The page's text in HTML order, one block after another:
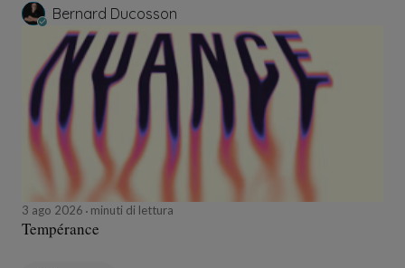
Bernard Ducosson
3 ago 2026 minuti di lettura
Tempérance